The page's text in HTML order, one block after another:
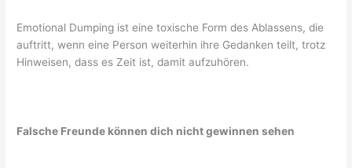
Emotional Dumping ist eine toxische Form des Ablassens, die
auftritt, wenn eine Person weiterhin ihre Gedanken teilt, trotz
Hinweisen, dass es Zeit ist, damit aufzuhören.
Falsche Freunde können dich nicht gewinnen sehen